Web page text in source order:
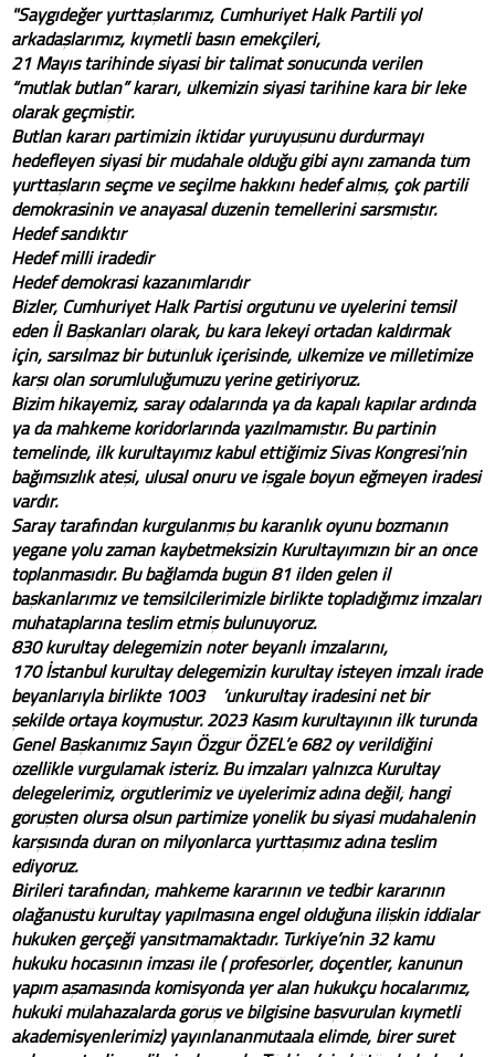
"Saygıdeğer yurttaşlarımız, Cumhuriyet Halk Partili yol
arkadaşlarımız, kıymetli basın emekçileri,
21 Mayıs tarihinde siyasi bir talimat sonucunda verilen
“mutlak butlan” kararı, ülkemizin siyasi tarihine kara bir leke
olarak geçmiştir.
Butlan kararı partimizin iktidar yürüyüşünü durdurmayı
hedefleyen siyasi bir müdahale olduğu gibi aynı zamanda tüm
yurttaşların seçme ve seçilme hakkını hedef almış, çok partili
demokrasinin ve anayasal düzenin temellerini sarsmıştır.
Hedef sandıktır
Hedef milli iradedir
Hedef demokrasi kazanımlarıdır
Bizler, Cumhuriyet Halk Partisi örgütünü ve üyelerini temsil
eden İl Başkanları olarak, bu kara lekeyi ortadan kaldırmak
için, sarsılmaz bir bütünlük içerisinde, ülkemize ve milletimize
karşı olan sorumluluğumuzu yerine getiriyoruz.
Bizim hikayemiz, saray odalarında ya da kapalı kapılar ardında
ya da mahkeme koridorlarında yazılmamıştır. Bu partinin
temelinde, ilk kurultayımız kabul ettiğimiz Sivas Kongresi’nin
bağımsızlık ateşi, ulusal onuru ve işgale boyun eğmeyen iradesi
vardır.
Saray tarafından kurgulanmış bu karanlık oyunu bozmanın
yegane yolu zaman kaybetmeksizin Kurultayımızın bir an önce
toplanmasıdır. Bu bağlamda bugün 81 ilden gelen il
başkanlarımız ve temsilcilerimizle birlikte topladığımız imzaları
muhataplarına teslim etmiş bulunuyoruz.
830 kurultay delegemizin noter beyanlı imzalarını,
170 İstanbul kurultay delegemizin kurultay isteyen imzalı irade
beyanlarıyla birlikte 1003 ’ünkurultay iradesini net bir
şekilde ortaya koymuştur. 2023 Kasım kurultayının ilk turunda
Genel Başkanımız Sayın Özgür ÖZEL’e 682 oy verildiğini
özellikle vurgulamak isteriz. Bu imzaları yalnızca Kurultay
delegelerimiz, örgütlerimiz ve üyelerimiz adına değil; hangi
görüşten olursa olsun partimize yönelik bu siyasi müdahalenin
karşısında duran on milyonlarca yurttaşımız adına teslim
ediyoruz.
Birileri tarafından; mahkeme kararının ve tedbir kararının
olağanüstü kurultay yapılmasına engel olduğuna ilişkin iddialar
hukuken gerçeği yansıtmamaktadır. Türkiye’nin 32 kamu
hukuku hocasının imzası ile ( profesörler, doçentler, kanunun
yapım aşamasında komisyonda yer alan hukukçu hocalarımız,
hukuki mülahazalarda görüş ve bilgisine başvurulan kıymetli
akademisyenlerimiz) yayınlananmütaala elimde, birer suret